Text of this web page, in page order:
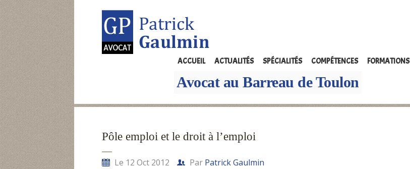
ACCUEIL ACTUALITÉS SPÉCIALITÉS COMPÉTENCES FORMATIONS
Avocat au Barreau de Toulon
Pôle emploi et le droit à l’emploi
Le 12 Oct 2012 Par Patrick Gaulmin